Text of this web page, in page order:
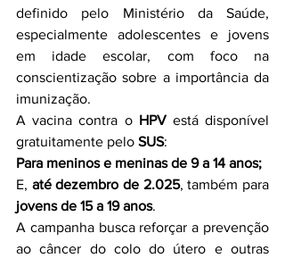
definido pelo Ministério da Saúde,
especialmente adolescentes e jovens
em idade escolar, com foco na
conscientização sobre a importância da
imunização.
A vacina contra o HPV está disponível
gratuitamente pelo SUS:
Para meninos e meninas de 9 a 14 anos;
E, até dezembro de 2.025
jovens de 15 a 19 anos.
A campanha busca reforçar a prevenção
ao câncer do colo do útero e outras